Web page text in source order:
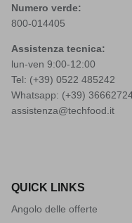
Numero verde:
800-014405
Assistenza tecnica:
lun-ven 9:00-12:00
Tel: (+39) 0522 485242
Whatsapp: (+39)
assistenza@techfood.it
QUICK LINKS
Angolo delle offerte